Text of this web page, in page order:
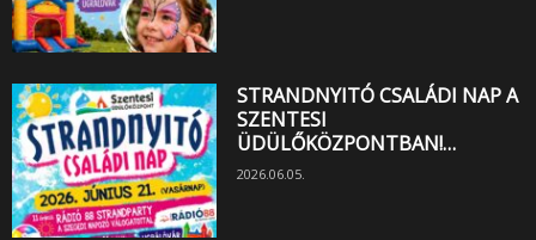
STRANDNYITÓ CSALÁDI NAP A
SZENTESI
ÜDÜLŐKÖZPONTBAN!…
2026.06.05.